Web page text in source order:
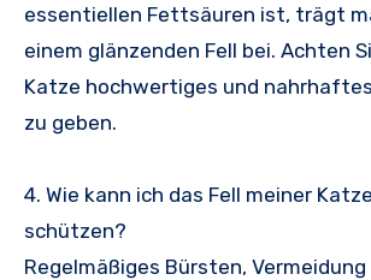
essentiellen Fettsäuren ist, trägt
einem glänzenden Fell bei. Achten
Katze hochwertiges und
zu geben.
4. Wie kann ich das Fell meiner
schützen?
Regelmäßiges Bürsten, Vermeidung